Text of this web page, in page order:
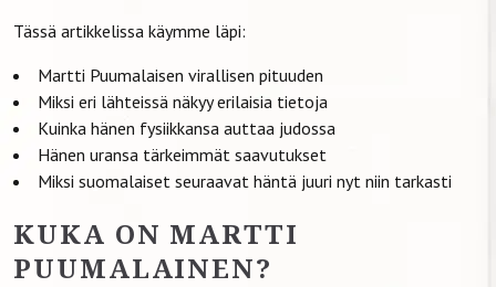
Tässä artikkelissa käymme läpi:
Martti Puumalaisen virallisen pituuden
Miksi eri lähteissä näkyy erilaisia tietoja
Kuinka hänen fysiikkansa auttaa judossa
Hänen uransa tärkeimmät saavutukset
Miksi suomalaiset seuraavat häntä juuri nyt niin tarkasti
KUKA ON MARTTI
PUUMALAINEN?